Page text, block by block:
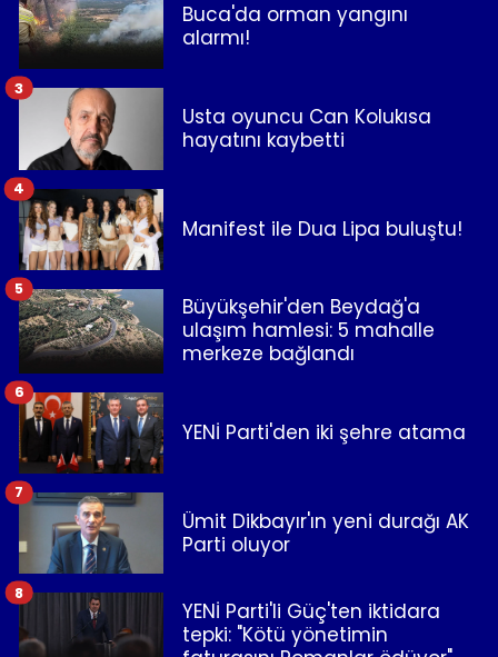
Buca'da orman yangını
alarmı!
Usta oyuncu Can Kolukısa
hayatını kaybetti
3
Manifest ile Dua Lipa buluştu!
4
Büyükşehir'den Beydağ'a
ulaşım hamlesi: 5 mahalle
merkeze bağlandı
5
YENİ Parti'den iki şehre atama
6
Ümit Dikbayır'ın yeni durağı AK
Parti oluyor
7
YENİ Parti'li Güç'ten iktidara
tepki: "Kötü yönetimin
8